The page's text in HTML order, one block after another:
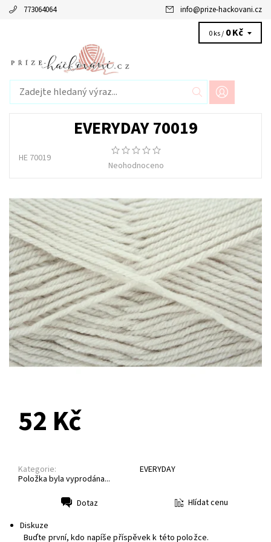
773064064 info@prize-hackovani.cz
0 ks / 0 Kč
EVERYDAY 70019
HE 70019
Neohodnoceno
52 Kč
Kategorie:
EVERYDAY
Položka byla vyprodána...
Dotaz
Hlídat cenu
Diskuze
Buďte první, kdo napíše příspěvek k této položce.